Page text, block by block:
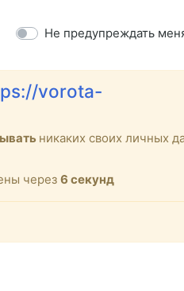
Не предупреждать
vorota-
никаких своих личных
через 6 секунд